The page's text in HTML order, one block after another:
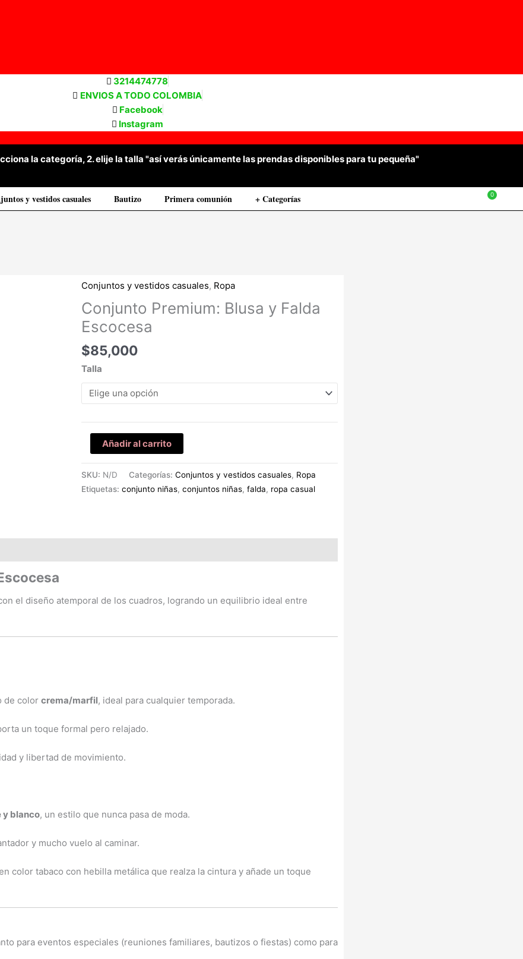
3214474778
ENVIOS A TODO COLOMBIA
Facebook
Instagram
la categoría, 2. elije la talla "así verás únicamente las prendas disponibles para tu pequeña"
y vestidos casuales Bautizo Primera comunión + Categorías
Conjuntos y vestidos casuales, Ropa
Conjunto Premium: Blusa y Falda
Escocesa
$85,000
Talla
Conjunto
Premium:
Blusa
y
Falda
Escocesa
cantidad
Añadir al carrito
SKU: N/D Categorías: Conjuntos y vestidos casuales, Ropa
Etiquetas: conjunto niñas, conjuntos niñas, falda, ropa casual
el diseño atemporal de los cuadros, logrando un equilibrio ideal entre
de color crema/marfil, ideal para cualquier temporada.
un toque formal pero relajado.
y libertad de movimiento.
y blanco, un estilo que nunca pasa de moda.
y mucho vuelo al caminar.
color tabaco con hebilla metálica que realza la cintura y añade un toque
para eventos especiales (reuniones familiares, bautizos o fiestas) como para